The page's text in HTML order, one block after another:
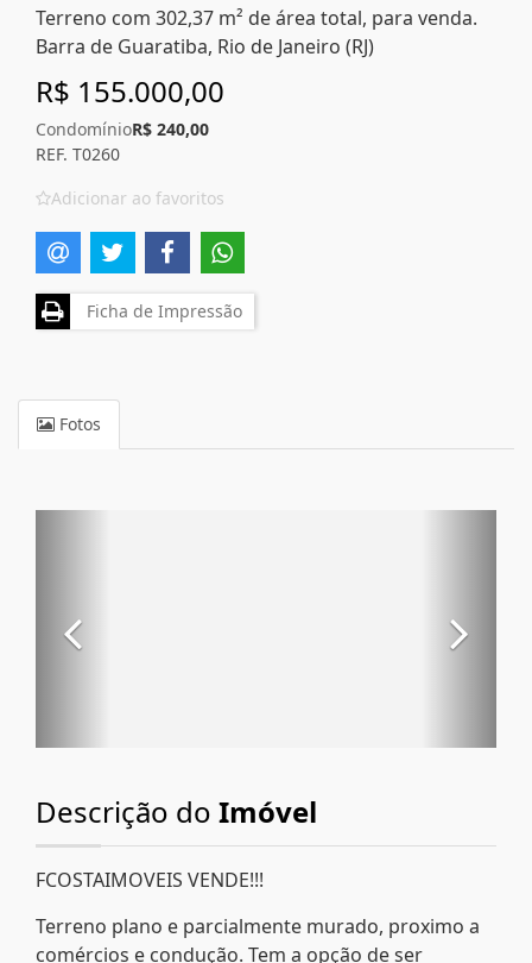
Terreno com 302,37 m² de área total, para venda.
Barra de Guaratiba, Rio de Janeiro (RJ)
R$ 155.000,00
CondomínioR$ 240,00
REF. T0260
Adicionar ao favoritos
Ficha de Impressão
Fotos
Descrição do Imóvel
FCOSTAIMOVEIS VENDE!!!
Terreno plano e parcialmente murado, proximo a
comércios e condução. Tem a opção de ser